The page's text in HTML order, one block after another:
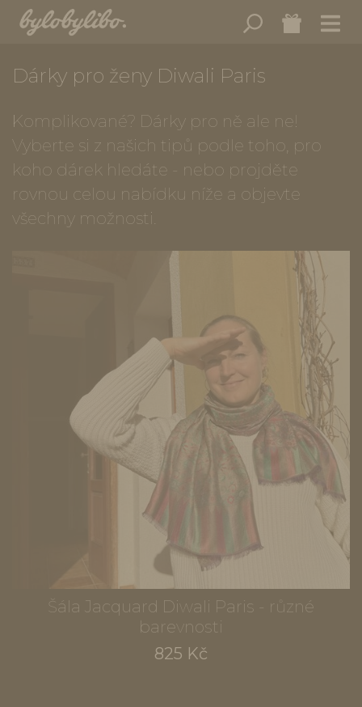
Dárky pro ženy Diwali Paris
Komplikované? Dárky pro ně ale ne!
Vyberte si z našich tipů podle toho, pro
koho dárek hledáte - nebo projděte
rovnou celou nabídku níže a objevte
všechny možnosti.
Šála Jacquard Diwali Paris - různé
barevnosti
825 Kč